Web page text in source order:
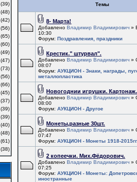
(39)
(48)
(42)
(56)
(65)
(60)
(49)
(47)
(73)
(56)
(66)
(45)
(37)
(39)
(39)
(40)
(48)
(61)
(38)
Темы
8- Марта!
ДобавленоВладимир Владимирович »
10:30
Форум:Поздравления, праздники
Крестик." штурвал".
ДобавленоВладимир Владимирович »
08:07
Форум:АУКЦИОН - Знаки, награды,
металлопластика
Новогоднии игрушки. Картонаж.
ДобавленоВладимир Владимирович »
08:00
Форум:АУКЦИОН - Другое
Монеты,разные 30шт.
ДобавленоВладимир Владимирович »
07:47
Форум:АУКЦИОН - Монеты 1918-
2 копеечки. Мих.Фёдорович.
ДобавленоВладимир Владимирович »
07:25
Форум:АУКЦИОН - Монеты:
иностранные